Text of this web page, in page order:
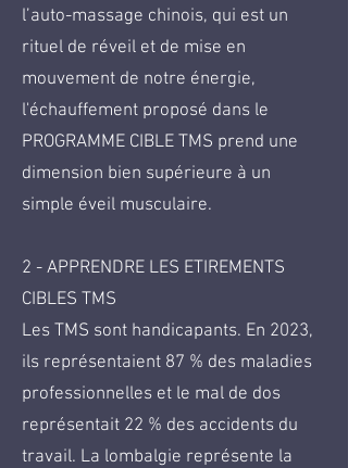
l’auto-massage chinois, qui est un
rituel de réveil et de mise en
mouvement de notre énergie,
l'échauffement proposé dans le
PROGRAMME CIBLE TMS prend une
dimension bien supérieure à un
simple éveil musculaire.
2 - APPRENDRE LES ETIREMENTS
CIBLES TMS
Les TMS sont handicapants. En 2023,
ils représentaient 87 % des maladies
professionnelles et le mal de dos
représentait 22 % des accidents du
travail. La lombalgie représente la